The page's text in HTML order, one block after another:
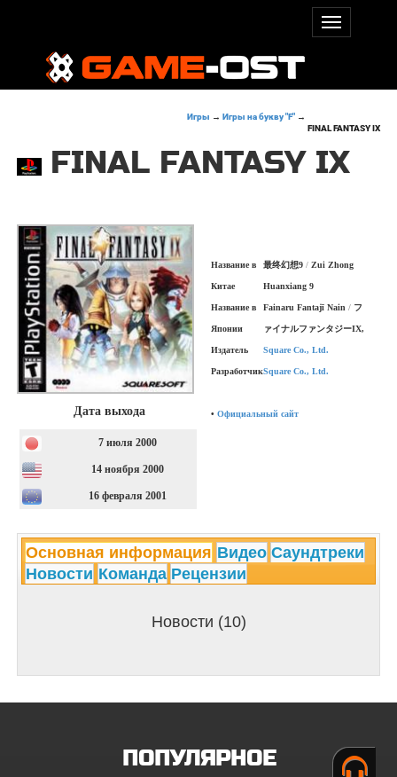
Игры → Игры на букву "F"→
FINAL FANTASY IX
FINAL FANTASY IX
Дата выхода
7 июля 2000
14 ноября 2000
16 февраля 2001
Название в
Китае
最终幻想9/ Zui Zhong
Huanxiang 9
Название в
Японии
Fainaru Fantajī Nain/ フ
ァイナルファンタジーIX,
Издатель Square Co., Ltd.
РазработчикSquare Co., Ltd.
•Официальный сайт
Основная информация Видео Саундтреки
Новости Команда Рецензии
Новости (10)
ПОПУЛЯРНОЕ